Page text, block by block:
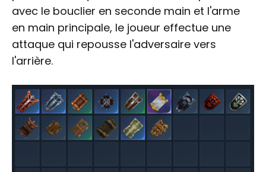
avec le bouclier en seconde main et l'arme
en main principale, le joueur effectue une
attaque qui repousse l'adversaire vers
l'arrière.